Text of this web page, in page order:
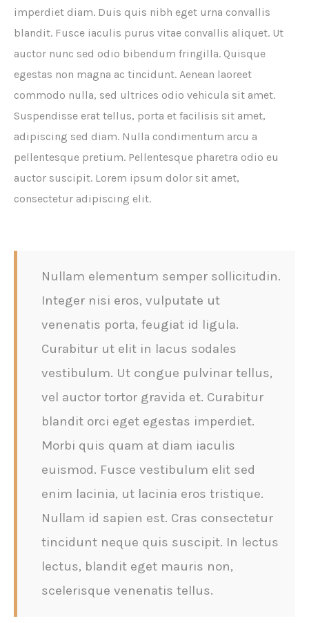
imperdiet diam. Duis quis nibh eget urna convallis
blandit. Fusce iaculis purus vitae convallis aliquet. Ut
auctor nunc sed odio bibendum fringilla. Quisque
egestas non magna ac tincidunt. Aenean laoreet
commodo nulla, sed ultrices odio vehicula sit amet.
Suspendisse erat tellus, porta et facilisis sit amet,
adipiscing sed diam. Nulla condimentum arcu a
pellentesque pretium. Pellentesque pharetra odio eu
auctor suscipit. Lorem ipsum dolor sit amet,
consectetur adipiscing elit.
Nullam elementum semper sollicitudin.
Integer nisi eros, vulputate ut
venenatis porta, feugiat id ligula.
Curabitur ut elit in lacus sodales
vestibulum. Ut congue pulvinar tellus,
vel auctor tortor gravida et. Curabitur
blandit orci eget egestas imperdiet.
Morbi quis quam at diam iaculis
euismod. Fusce vestibulum elit sed
enim lacinia, ut lacinia eros tristique.
Nullam id sapien est. Cras consectetur
tincidunt neque quis suscipit. In lectus
lectus, blandit eget mauris non,
scelerisque venenatis tellus.